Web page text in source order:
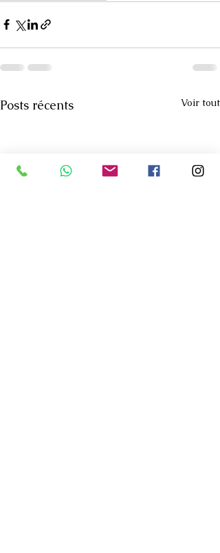
Posts récents Voir tout